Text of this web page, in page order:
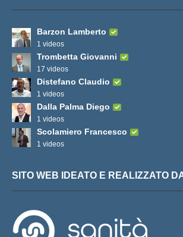
Barzon Lamberto
1 videos
Trombetta Giovanni
17 videos
Distefano Claudio
1 videos
Dalla Palma Diego
1 videos
Scolamiero Francesco
1 videos
SITO WEB IDEATO E REALIZZATO